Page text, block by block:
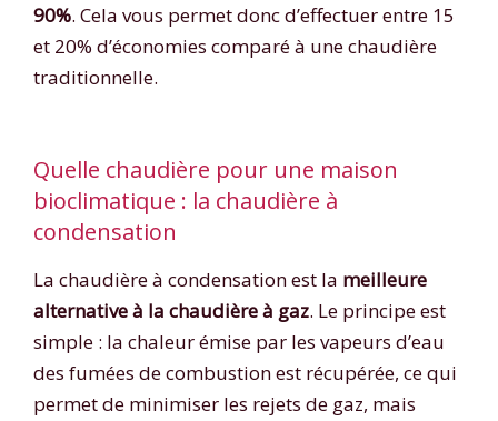
90%. Cela vous permet donc d’effectuer entre 15
et 20% d’économies comparé à une chaudière
traditionnelle.
Quelle chaudière pour une maison
bioclimatique : la chaudière à
condensation
La chaudière à condensation est la meilleure
alternative à la chaudière à gaz. Le principe est
simple : la chaleur émise par les vapeurs d’eau
des fumées de combustion est récupérée, ce qui
permet de minimiser les rejets de gaz, mais